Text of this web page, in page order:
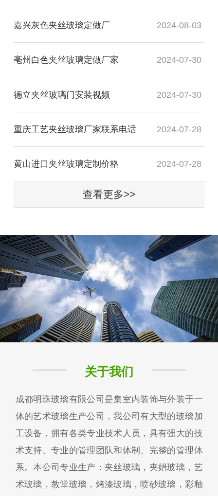
嘉兴灰色夹丝玻璃定做厂 2024-08-03
亳州白色夹丝玻璃定做厂家 2024-07-30
德立夹丝玻璃门安装视频 2024-07-30
重庆工艺夹丝玻璃厂家联系电话 2024-07-28
黄山进口夹丝玻璃定制价格 2024-07-28
查看更多>>
关于我们
成都明珠玻璃有限公司是集室内装饰与外装于一
体的艺术玻璃生产公司，我公司有大型的玻璃加
工设备，拥有各类专业技术人员，具有强大的技
术支持、专业的管理团队和体制、完整的管理体
系。本公司专业生产：夹丝玻璃，夹娟玻璃，艺
术玻璃，教堂玻璃，烤漆玻璃，喷砂玻璃，彩釉